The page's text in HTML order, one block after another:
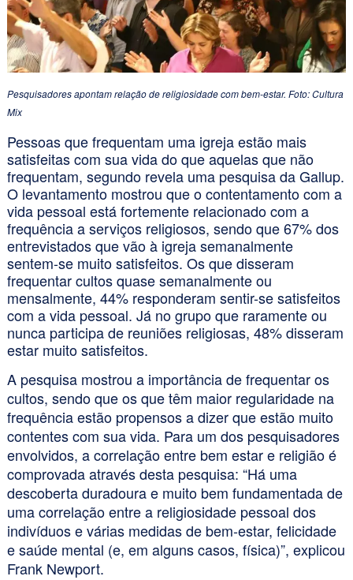
Pesquisadores apontam relação de religiosidade com bem-estar. Foto: Cultura
Mix
Pessoas que frequentam uma igreja estão mais
satisfeitas com sua vida do que aquelas que não
frequentam, segundo revela uma pesquisa da Gallup.
O levantamento mostrou que o contentamento com a
vida pessoal está fortemente relacionado com a
frequência a serviços religiosos, sendo que 67% dos
entrevistados que vão à igreja semanalmente
sentem-se muito satisfeitos. Os que disseram
frequentar cultos quase semanalmente ou
mensalmente, 44% responderam sentir-se satisfeitos
com a vida pessoal. Já no grupo que raramente ou
nunca participa de reuniões religiosas, 48% disseram
estar muito satisfeitos.
A pesquisa mostrou a importância de frequentar os
cultos, sendo que os que têm maior regularidade na
frequência estão propensos a dizer que estão muito
contentes com sua vida. Para um dos pesquisadores
envolvidos, a correlação entre bem estar e religião é
comprovada através desta pesquisa: “Há uma
descoberta duradoura e muito bem fundamentada de
uma correlação entre a religiosidade pessoal dos
indivíduos e várias medidas de bem-estar, felicidade
e saúde mental (e, em alguns casos, física)”, explicou
Frank Newport.